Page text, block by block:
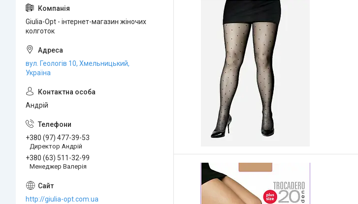
Giulia-Opt - інтернет-магазин жіночих
колготок
вул. Геологів 10, Хмельницький,
Україна
Андрій
+380 (97) 477-39-53
Директор Андрій
+380 (63) 511-32-99
Менеджер Валерія
http://giulia-opt.com.ua